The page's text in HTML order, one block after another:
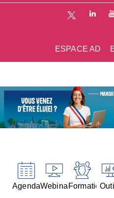
ESPACE AD
AgendaWebinairesFormations